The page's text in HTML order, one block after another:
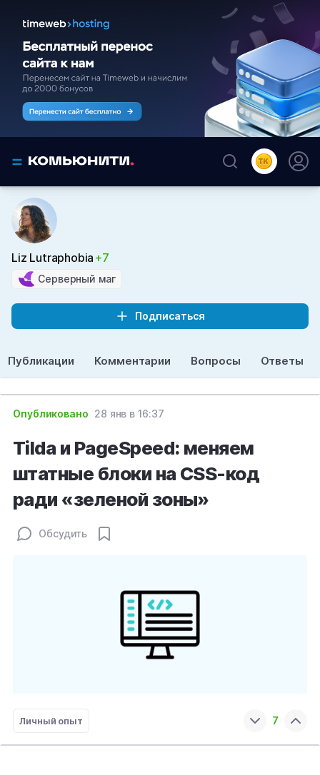
Liz Lutraphobia +7
Серверный маг
Подписаться
Публикации Комментарии Вопросы Ответы
Опубликовано 28 янв в 16:37
Tilda и PageSpeed: меняем
штатные блоки на CSS-код
ради «зеленой зоны»
Обсудить
Личный опыт 7